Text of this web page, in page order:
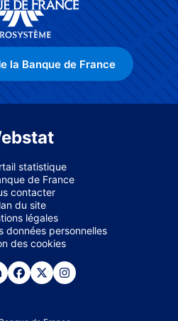
la Banque de France
statistique
de France
contacter
du site
légales
données personnelles
des cookies